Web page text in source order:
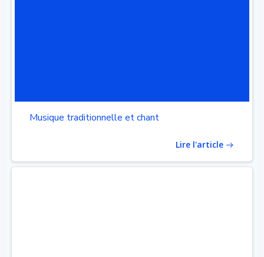
Musique traditionnelle et chant
Lire l'article